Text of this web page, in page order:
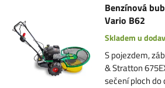
Benzínová
Vario B62
Skladem u
S pojezdem,
& Stratton
sečení ploch do